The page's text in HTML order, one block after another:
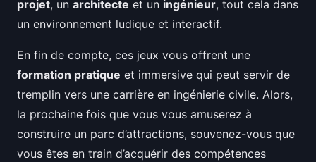
projet, un architecte et un ingénieur, tout cela dans
un environnement ludique et interactif.
En fin de compte, ces jeux vous offrent une
formation pratique et immersive qui peut servir de
tremplin vers une carrière en ingénierie civile. Alors,
la prochaine fois que vous vous amuserez à
construire un parc d’attractions, souvenez-vous que
vous êtes en train d’acquérir des compétences